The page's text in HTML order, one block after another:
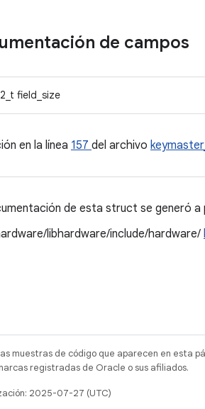
de campos
field_size
en la línea 157 del archivo
de esta struct se generó a
libhardware/include/hardware/
muestras de código que aparecen en esta
registradas de Oracle o sus afiliados.
2025-07-27 (UTC)